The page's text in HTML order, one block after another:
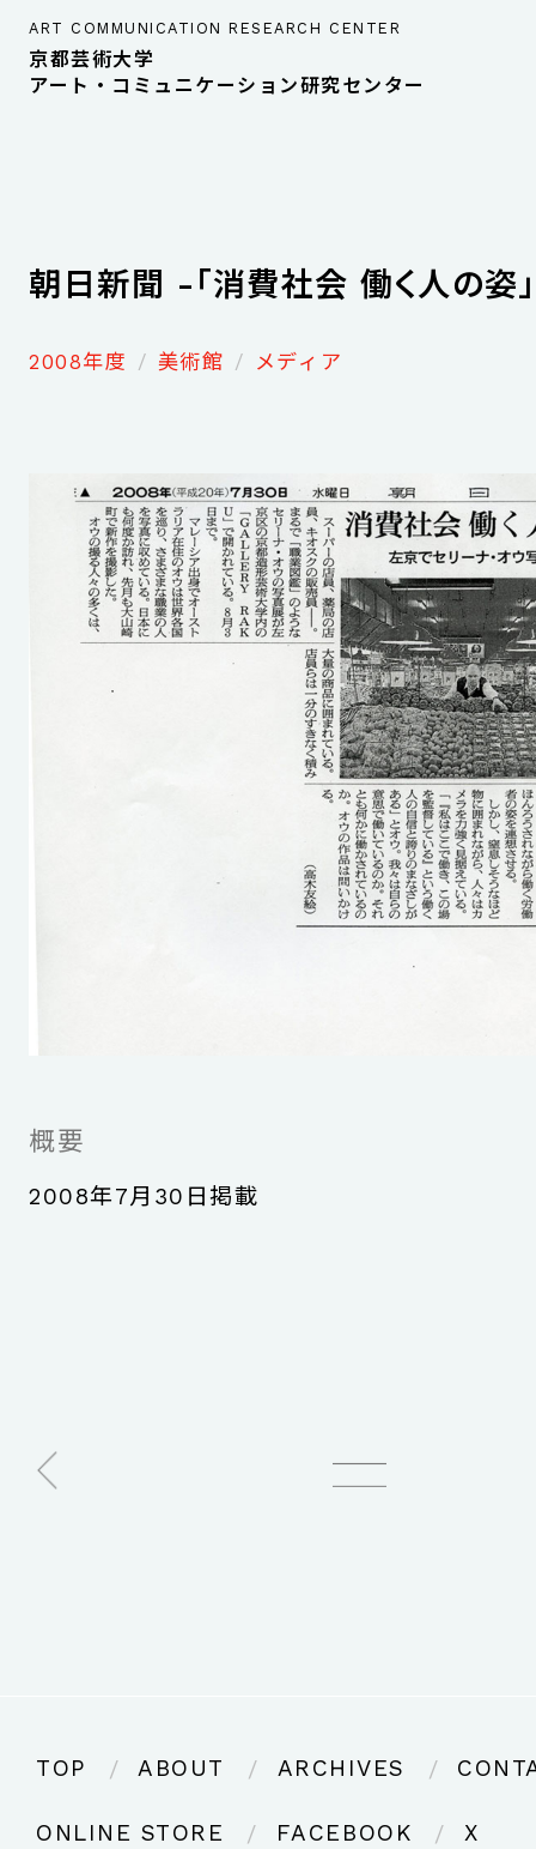
ART COMMUNICATION RESEARCH CENTER
京都芸術大学
アート・コミュニケーション研究センター
朝日新聞 -「消費社会 働く人の姿」
2008年度 美術館 メディア
概要
2008年7月30日掲載
TOP ABOUT ARCHIVES
ONLINE STORE FACEBOOK X